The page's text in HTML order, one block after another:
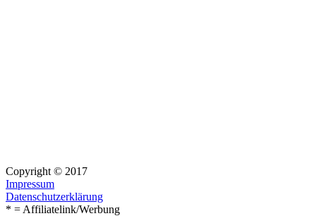
Copyright © 2017
Impressum
Datenschutzerklärung
* = Affiliatelink/Werbung